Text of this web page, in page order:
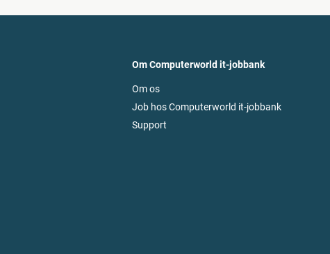
Om Computerworld it-jobbank
Om os
Job hos Computerworld it-jobbank
Support